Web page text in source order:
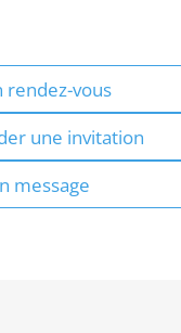
rendez-vous
une invitation
message